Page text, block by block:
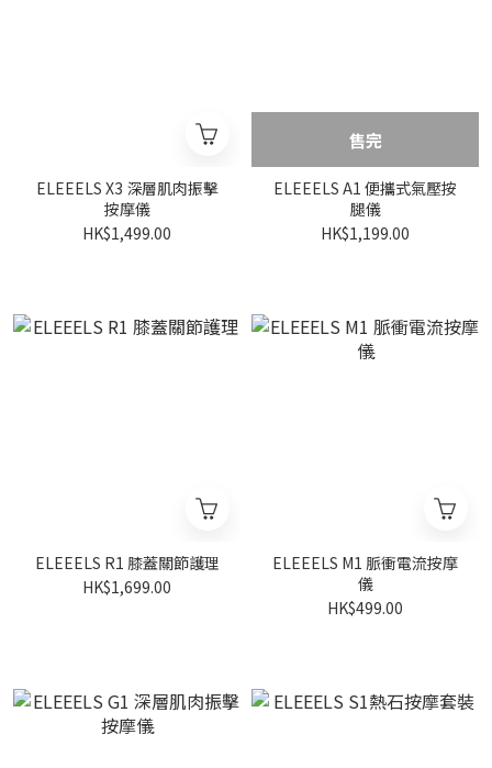
ELEEELS X3 深層肌肉振擊
按摩儀
HK$1,499.00
售完
ELEEELS A1 便攜式氣壓按
腿儀
HK$1,199.00
ELEEELS R1 膝蓋關節護理
HK$1,699.00
ELEEELS M1 脈衝電流按摩
儀
HK$499.00